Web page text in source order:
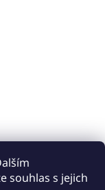
souhlas s jejich